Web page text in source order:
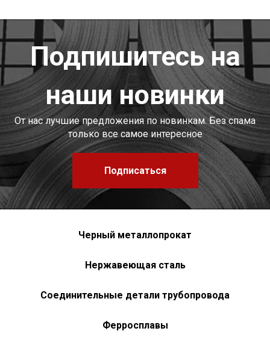
Подпишитесь на
наши новинки
От нас лучшие предложения по новинкам. Без спама
только все самое интересное
Подписаться
Черный металлопрокат
Нержавеющая сталь
Соединительные детали трубопровода
Ферросплавы